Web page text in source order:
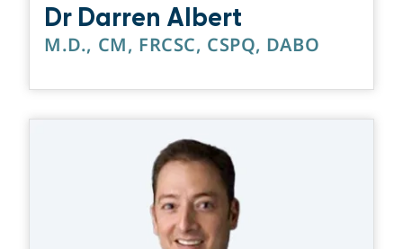
Dr Darren Albert
M.D., CM, FRCSC, CSPQ, DABO